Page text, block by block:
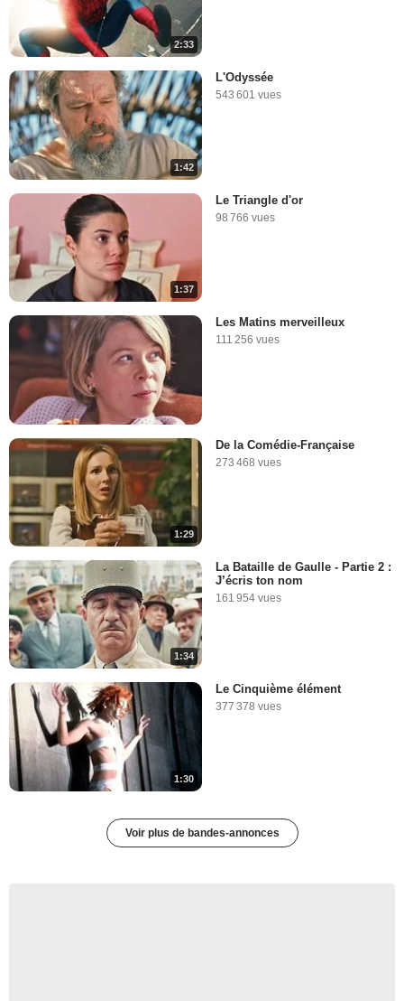
2:33
1:42
L'Odyssée
543 601 vues
1:37
Le Triangle d'or
98 766 vues
Les Matins merveilleux
111 256 vues
1:29
De la Comédie-Française
273 468 vues
1:34
La Bataille de Gaulle - Partie 2 :
J’écris ton nom
161 954 vues
1:30
Le Cinquième élément
377 378 vues
Voir plus de bandes-annonces